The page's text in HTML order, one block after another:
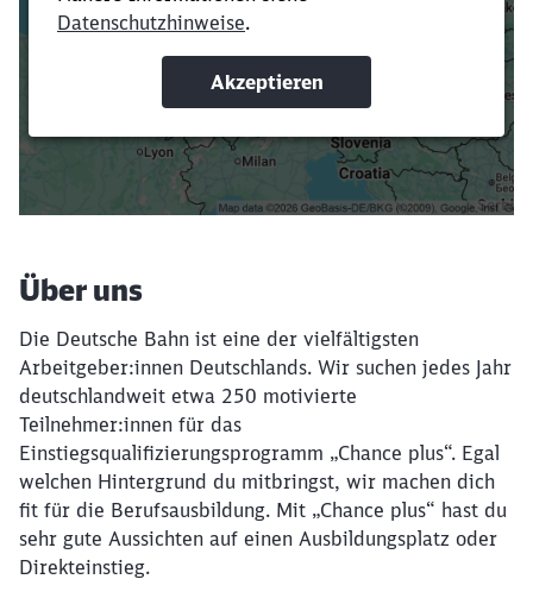
Verkürze die Ladezeit, indem du Suchbegriffe
oder Filter hinzufügst.
Suchbegriffe eingeben
Filter setzen
Über uns
Die Deutsche Bahn ist eine der vielfältigsten
Arbeitgeber:innen Deutschlands. Wir suchen jedes Jahr
deutschlandweit etwa 250 motivierte
Teilnehmer:innen für das
Einstiegsqualifizierungsprogramm „Chance plus“. Egal
welchen Hintergrund du mitbringst, wir machen dich
fit für die Berufsausbildung. Mit „Chance plus“ hast du
sehr gute Aussichten auf einen Ausbildungsplatz oder
Direkteinstieg.